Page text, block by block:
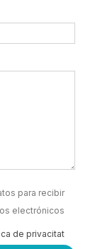
para recibir
electrónicos
de privacitat